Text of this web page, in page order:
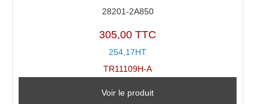
28201-2A850
305,00 TTC
254,17HT
TR11109H-A
Voir le produit